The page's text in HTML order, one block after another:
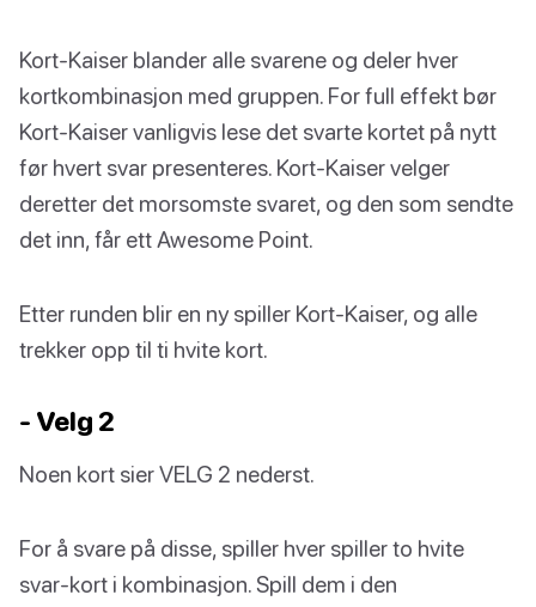
Kort-Kaiser blander alle svarene og deler hver
kortkombinasjon med gruppen. For full effekt bør
Kort-Kaiser vanligvis lese det svarte kortet på nytt
før hvert svar presenteres. Kort-Kaiser velger
deretter det morsomste svaret, og den som sendte
det inn, får ett Awesome Point.
Etter runden blir en ny spiller Kort-Kaiser, og alle
trekker opp til ti hvite kort.
- Velg 2
Noen kort sier VELG 2 nederst.
For å svare på disse, spiller hver spiller to hvite
svar-kort i kombinasjon. Spill dem i den